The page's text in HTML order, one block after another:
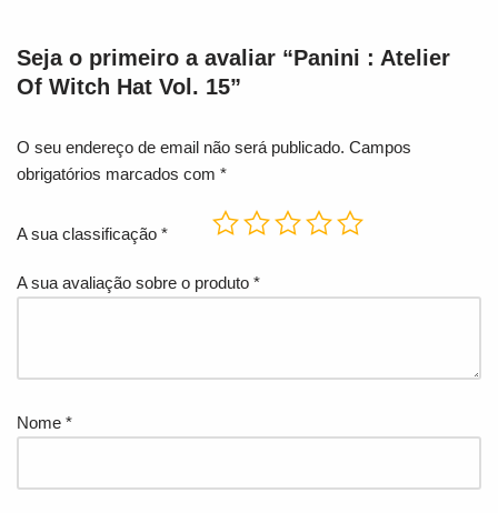
Seja o primeiro a avaliar “Panini : Atelier
Of Witch Hat Vol. 15”
O seu endereço de email não será publicado. Campos
obrigatórios marcados com *
A sua classificação *
A sua avaliação sobre o produto *
Nome *